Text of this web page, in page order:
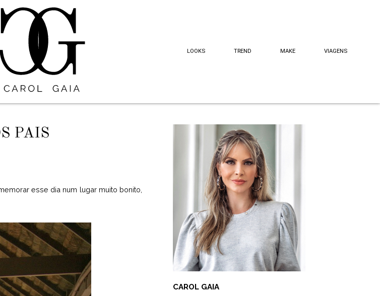
LOOKS TREND MAKE VIAGENS
PAIS
esse dia num lugar muito bonito,
CAROL GAIA